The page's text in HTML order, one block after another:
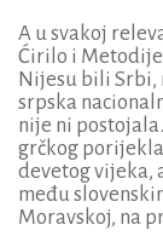
A u svakoj
Ćirilo i
Nijesu bili Srbi,
srpska
nije ni
grčkog
devetog vijeka,
među
Moravskoj, na